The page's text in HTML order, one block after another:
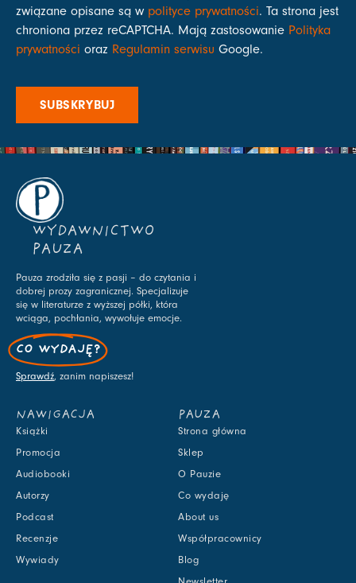
związane opisane są w polityce prywatności. Ta strona jest
chroniona przez reCAPTCHA. Mają zastosowanie Polityka
prywatności oraz Regulamin serwisu Google.
SUBSKRYBUJ
WYDAWNICTWO
PAUZA
Pauza zrodziła się z pasji – do czytania i
dobrej prozy zagranicznej. Specjalizuje
się w literaturze z wyższej półki, która
wciąga, pochłania, wywołuje emocje.
CO WYDAJĘ?
Sprawdź, zanim napiszesz!
NAWIGACJA
Książki
Promocja
Audiobooki
Autorzy
Podcast
Recenzje
Wywiady
PAUZA
Strona główna
Sklep
O Pauzie
Co wydaję
About us
Współpracownicy
Blog